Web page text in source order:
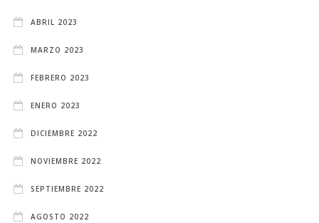
ABRIL 2023
MARZO 2023
FEBRERO 2023
ENERO 2023
DICIEMBRE 2022
NOVIEMBRE 2022
SEPTIEMBRE 2022
AGOSTO 2022